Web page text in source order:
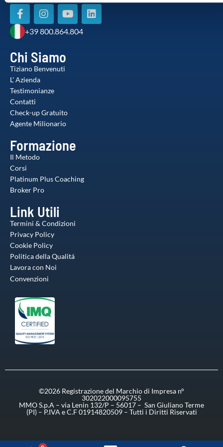
+39 800.864.804
Chi Siamo
Tiziano Benvenuti
L' Azienda
Testimonianze
Contatti
Check-up Gratuito
Agente Milionario
Formazione
Il Metodo
Corsi
Platinum Plus Coaching
Broker Pro
Link Utili
Termini & Condizioni
Privacy Policy
Cookie Policy
Politica della Qualitá
Lavora con Noi
Convenzioni
©2026 Registrazione del Marchio di Impresa n°
302022000095755
MMO S.p.A – via Lenin 132/P – 56017 – San Giuliano Terme
(PI) – P.IVA e C.F 01914820509 – Tutti i Diritti Riservati